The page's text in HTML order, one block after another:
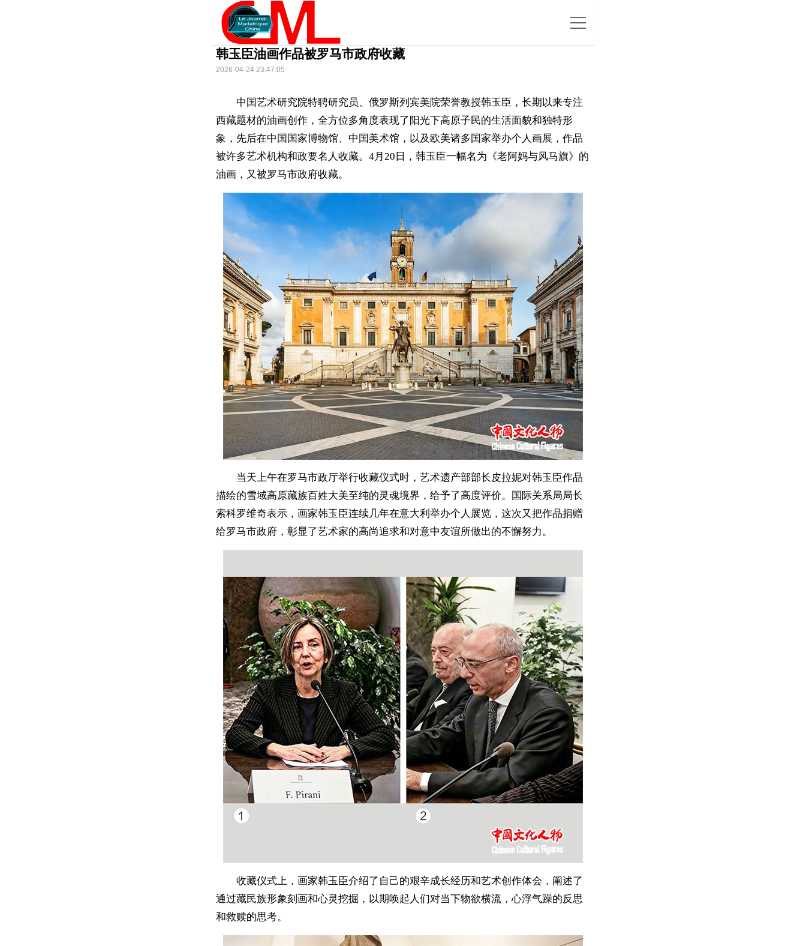
韩玉臣油画作品被罗马市政府收藏
2026-04-24 23:47:05
中国艺术研究院特聘研究员、俄罗斯列宾美院荣誉教授韩玉臣，长期以来专注
西藏题材的油画创作，全方位多角度表现了阳光下高原子民的生活面貌和独特形
象，先后在中国国家博物馆、中国美术馆，以及欧美诸多国家举办个人画展，作品
被许多艺术机构和政要名人收藏。4月20日，韩玉臣一幅名为《老阿妈与风马旗》的
油画，又被罗马市政府收藏。
当天上午在罗马市政厅举行收藏仪式时，艺术遗产部部长皮拉妮对韩玉臣作品
描绘的雪域高原藏族百姓大美至纯的灵魂境界，给予了高度评价。国际关系局局长
索科罗维奇表示，画家韩玉臣连续几年在意大利举办个人展览，这次又把作品捐赠
给罗马市政府，彰显了艺术家的高尚追求和对意中友谊所做出的不懈努力。
收藏仪式上，画家韩玉臣介绍了自己的艰辛成长经历和艺术创作体会，阐述了
通过藏民族形象刻画和心灵挖掘，以期唤起人们对当下物欲横流，心浮气躁的反思
和救赎的思考。